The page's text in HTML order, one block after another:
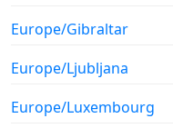
Europe/Gibraltar
Europe/Ljubljana
Europe/Luxembourg